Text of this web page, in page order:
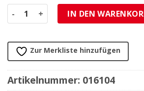
Glühlampe BA15d 6V 15/15W weiss
IN DEN
Zur Merkliste hinzufügen
Artikelnummer: 016104